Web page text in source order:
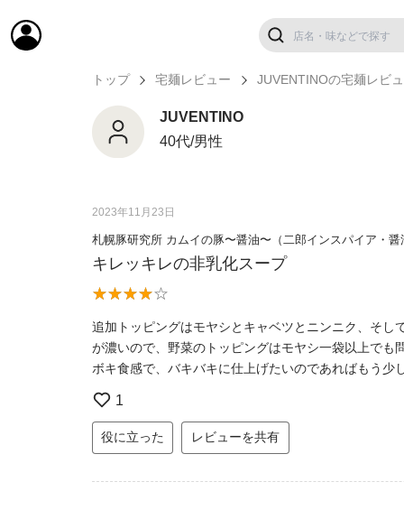
トップ 宅麺レビュー JUVENTINOの宅麺レビ
JUVENTINO
40代/男性
2023年11月23日
札幌豚研究所 カムイの豚〜醤油〜（二郎インスパイア・醤
キレッキレの非乳化スープ
追加トッピングはモヤシとキャベツとニンニク、そ
が濃いので、野菜のトッピングはモヤシ一袋以上で
ボキ食感で、バキバキに仕上げたいのであればもう少
1
役に立った レビューを共有